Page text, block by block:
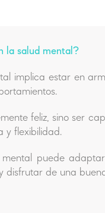
la salud mental?
implica estar en
feliz, sino ser
y flexibilidad.
puede
disfrutar de una